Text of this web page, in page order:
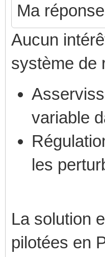
Ma
Aucun
système de
variable
les
La solution
pilotées en